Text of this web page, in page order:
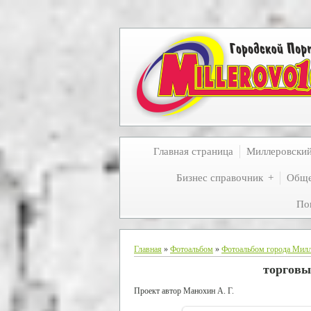
Главная страница
Бизнес справочник
Главная » Фотоальбом » Фотоальбом города
Проект автор Манохин А. Г.